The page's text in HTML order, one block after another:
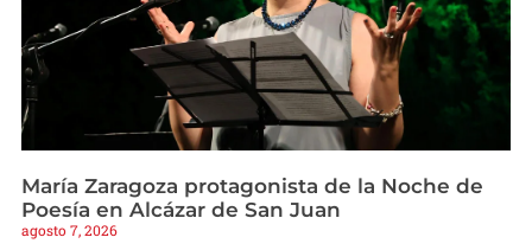
María Zaragoza protagonista de la Noche de
Poesía en Alcázar de San Juan
agosto 7, 2026